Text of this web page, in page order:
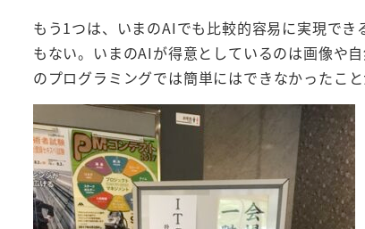
もう1つは、いまのAIでも比較的容易に実現で
もない。いまのAIが得意としているのは画像や
のプログラミングでは簡単にはできなかったこ